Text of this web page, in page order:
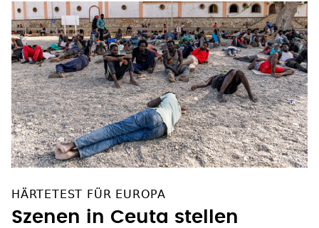
HÄRTETEST FÜR EUROPA
Szenen in Ceuta stellen